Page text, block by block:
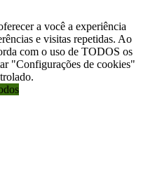
a você a experiência
e visitas repetidas. Ao
com o uso de TODOS os
"Configurações de cookies"